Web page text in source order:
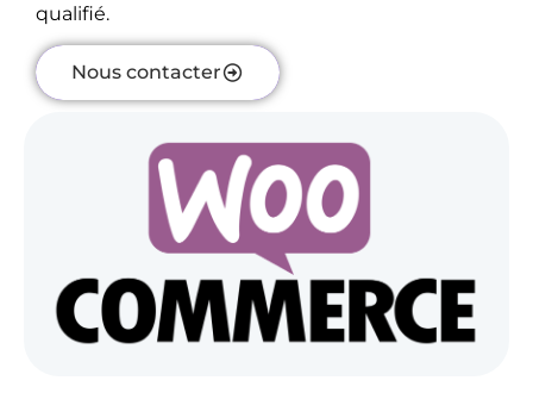
qualifié.
Nous contacter